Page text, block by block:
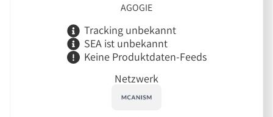
AGOGIE
Tracking unbekannt
SEA ist unbekannt
Keine Produktdaten-Feeds
Netzwerk